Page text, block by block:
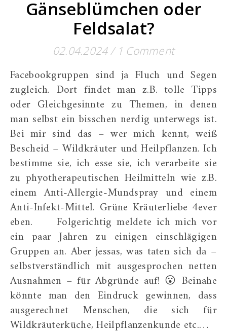
Gänseblümchen oder
Feldsalat?
02.04.2024/ 1 Comment
Facebookgruppen sind ja Fluch und Segen
zugleich. Dort findet man z.B. tolle Tipps
oder Gleichgesinnte zu Themen, in denen
man selbst ein bisschen nerdig unterwegs ist.
Bei mir sind das – wer mich kennt, weiß
Bescheid – Wildkräuter und Heilpflanzen. Ich
bestimme sie, ich esse sie, ich verarbeite sie
zu phyotherapeutischen Heilmitteln wie z.B.
einem Anti-Allergie-Mundspray und einem
Anti-Infekt-Mittel. Grüne Kräuterliebe 4ever
eben. Folgerichtig meldete ich mich vor
ein paar Jahren zu einigen einschlägigen
Gruppen an. Aber jessas, was taten sich da –
selbstverständlich mit ausgesprochen netten
Ausnahmen – für Abgründe auf! 😮 Beinahe
könnte man den Eindruck gewinnen, dass
ausgerechnet Menschen, die sich für
Wildkräuterküche, Heilpflanzenkunde etc.…